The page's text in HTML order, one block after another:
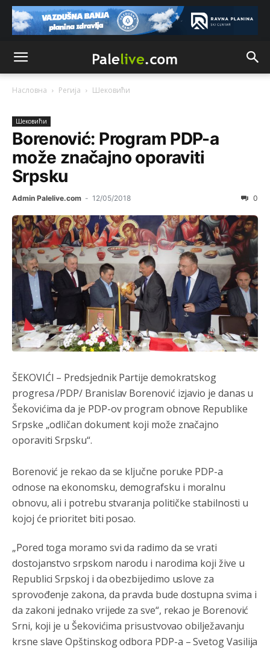
Насловна Регија Шeковићи
Шeковићи
Borenović: Program PDP-a
može značajno oporaviti
Srpsku
Admin Palelive.com - 12/05/2018 0
ŠEKOVIĆI – Predsjednik Partije demokratskog
progresa /PDP/ Branislav Borenović izjavio je danas u
Šekovićima da je PDP-ov program obnove Republike
Srpske „odličan dokument koji može značajno
oporaviti Srpsku“.
Borenović je rekao da se ključne poruke PDP-a
odnose na ekonomsku, demografsku i moralnu
obnovu, ali i potrebu stvaranja političke stabilnosti u
kojoj će prioritet biti posao.
„Pored toga moramo svi da radimo da se vrati
dostojanstvo srpskom narodu i narodima koji žive u
Republici Srpskoj i da obezbijedimo uslove za
sprovođenje zakona, da pravda bude dostupna svima i
da zakoni jednako vrijede za sve“, rekao je Borenović
Srni, koji je u Šekovićima prisustvovao obilježavanju
krsne slave Opštinskog odbora PDP-a – Svetog Vasilija
Анонимно2802132 8/5/2026 2:14
Mnogi nesposobni ljudi su daleko dogurali. Ko je
nesposoban može raditi sve. Sposobni rade samo ono
Анонимно2022778 8/5/2026 3:59
....i onda su na tenkovima NATO pakta, na vlast došli
jedna baba i jedan švercer dezerter ratni profiter i
ikonokradica .... ende
Анонимно2802605 8/5/2026 5:25
Милорад Додик је доживотни предсједник државе
Републике Српске! Душмани ће умријети од муке,не
могу му ништа.
Анонимно2802622 8/5/2026 5:29
Mile je predsjednik stranke kao recimo Bakir ili Dragan a
tzv.rsneće nikad biti država,samo pokrajina u državi